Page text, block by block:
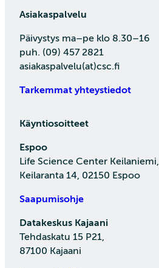
Asiakaspalvelu
Päivystys ma–pe klo 8.30–16
puh. (09) 457 2821
asiakaspalvelu(at)csc.fi
Tarkemmat yhteystiedot
Käyntiosoitteet
Espoo
Life Science Center Keilaniemi,
Keilaranta 14, 02150 Espoo
Saapumisohje
Datakeskus Kajaani
Tehdaskatu 15 P21,
87100 Kajaani